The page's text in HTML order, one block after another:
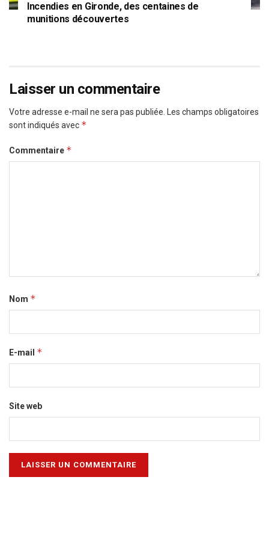
Incendies en Gironde, des centaines de
munitions découvertes
Laisser un commentaire
Votre adresse e-mail ne sera pas publiée. Les champs obligatoires
sont indiqués avec *
Commentaire *
Nom *
E-mail *
Site web